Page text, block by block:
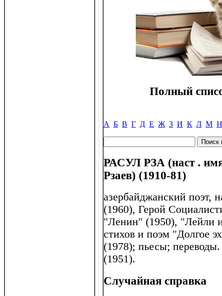
Полный
А Б В Г Д Е Ж З И К Л М Н
РАСУЛ РЗА (наст .
Рзаев) (1910-81)
азербайджанский поэт,
(1960), Герой
"Ленин" (1950), "Лейли
стихов и поэм "Долгое
(1978); пьесы;
(1951).
Случайная справка